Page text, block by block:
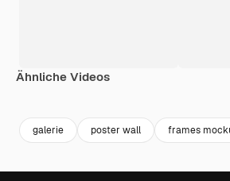
Ähnliche Videos
galerie poster wall frames